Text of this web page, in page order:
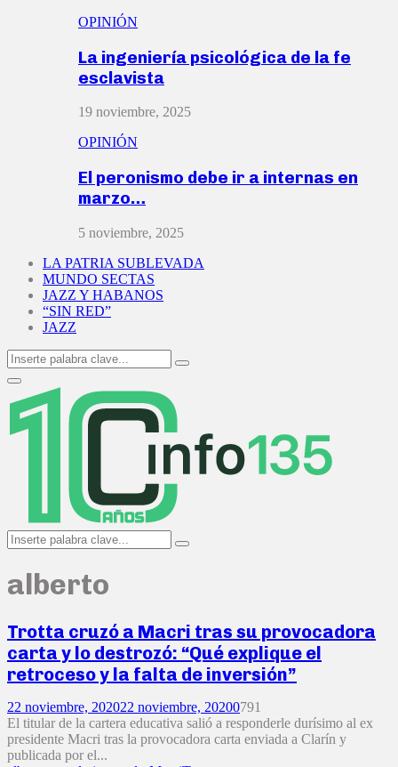
OPINIÓN
La ingeniería psicológica de la fe
esclavista
19 noviembre, 2025
OPINIÓN
El peronismo debe ir a internas en
marzo…
5 noviembre, 2025
LA PATRIA SUBLEVADA
MUNDO SECTAS
JAZZ Y HABANOS
“SIN RED”
JAZZ
Search
for:
Search
Primary
Menu
Search
for:
Search
alberto
Trotta cruzó a Macri tras su provocadora
carta y lo destrozó: “Qué explique el
retroceso y la falta de inversión”
22 noviembre, 202022 noviembre, 20200791
El titular de la cartera educativa salió a responderle durísimo al ex
presidente Macri tras la provocadora carta enviada a Clarín y
publicada por el...